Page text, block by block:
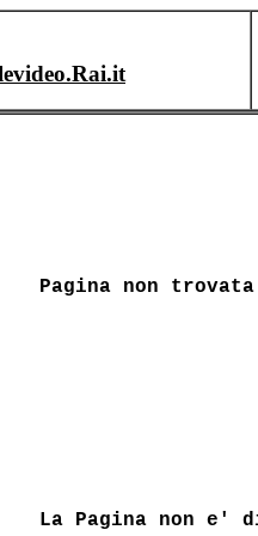
Pagina non trovata
La Pagina non e'